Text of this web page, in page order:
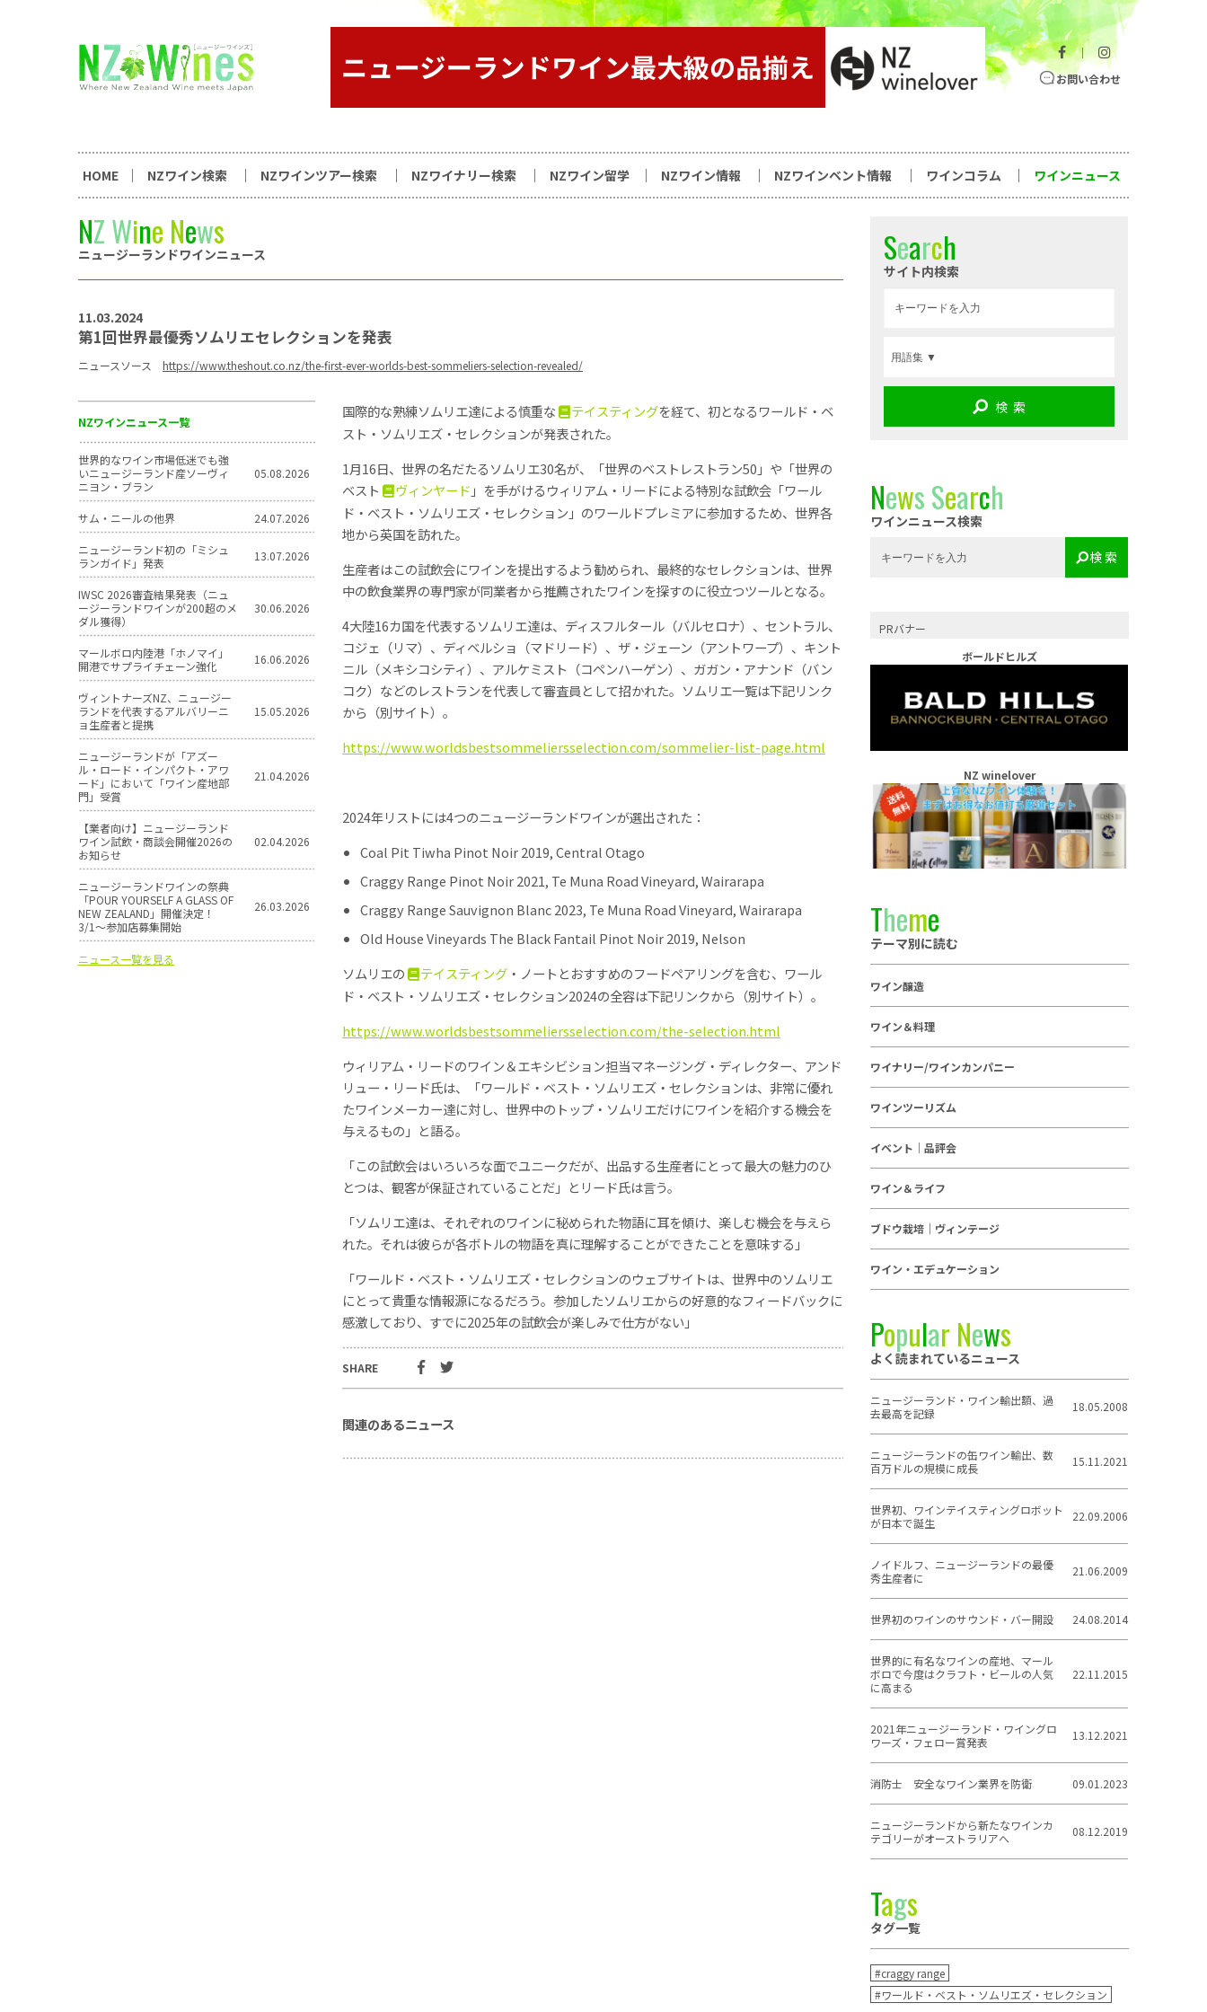
ニュージーランドワイン総合サイト
｜
お問い合わせ
HOME NZワイン検索 NZワインツアー検索 NZワイナリー検索 NZワイン留学 NZワイン情報 NZワインベント情報 ワインコラム ワインニュース
NZWine News
ニュージーランドワインニュース
11.03.2024
第1回世界最優秀ソムリエセレクションを発表
ニュースソース https://www.theshout.co.nz/the-first-ever-worlds-best-sommeliers-selection-revealed/
NZワインニュース一覧
世界的なワイン市場低迷でも強
いニュージーランド産ソーヴィ
ニヨン・ブラン
05.08.2026
サム・ニールの他界 24.07.2026
ニュージーランド初の「ミシュ
ランガイド」発表
13.07.2026
IWSC 2026審査結果発表（ニュ
ージーランドワインが200超のメ
ダル獲得）
30.06.2026
マールボロ内陸港「ホノマイ」
開港でサプライチェーン強化
16.06.2026
ヴィントナーズNZ、ニュージー
ランドを代表するアルバリーニ
ョ生産者と提携
15.05.2026
ニュージーランドが「アズー
ル・ロード・インパクト・アワ
ード」において「ワイン産地部
門」受賞
21.04.2026
【業者向け】ニュージーランド
ワイン試飲・商談会開催2026の
お知らせ
02.04.2026
ニュージーランドワインの祭典
「POUR YOURSELF A GLASS OF
NEW ZEALAND」開催決定！
3/1〜参加店募集開始
26.03.2026
ニュース一覧を見る
国際的な熟練ソムリエ達による慎重な テイスティングを経て、初となるワールド・ベ
スト・ソムリエズ・セレクションが発表された。
1月16日、世界の名だたるソムリエ30名が、「世界のベストレストラン50」や「世界の
ベスト
ヴィンヤード 」を手がけるウィリアム・リードによる特別な試飲会「ワール
ド・ベスト・ソムリエズ・セレクション」のワールドプレミアに参加するため、世界各
地から英国を訪れた。
生産者はこの試飲会にワインを提出するよう勧められ、最終的なセレクションは、世界
中の飲食業界の専門家が同業者から推薦されたワインを探すのに役立つツールとなる。
4大陸16カ国を代表するソムリエ達は、ディスフルタール（バルセロナ）、セントラル、
コジェ（リマ）、ディベルショ（マドリード）、ザ・ジェーン（アントワープ）、キント
ニル（メキシコシティ）、アルケミスト（コペンハーゲン）、ガガン・アナンド（バン
コク）などのレストランを代表して審査員として招かれた。ソムリエ一覧は下記リンク
から（別サイト）。
https://www.worldsbestsommeliersselection.com/sommelier-list-page.html
2024年リストには4つのニュージーランドワインが選出された：
Coal Pit Tiwha Pinot Noir 2019, Central Otago
Craggy Range Pinot Noir 2021, Te Muna Road Vineyard, Wairarapa
Craggy Range Sauvignon Blanc 2023, Te Muna Road Vineyard, Wairarapa
Old House Vineyards The Black Fantail Pinot Noir 2019, Nelson
ソムリエの
テイスティング ・ノートとおすすめのフードペアリングを含む、ワール
ド・ベスト・ソムリエズ・セレクション2024の全容は下記リンクから（別サイト）。
https://www.worldsbestsommeliersselection.com/the-selection.html
ウィリアム・リードのワイン＆エキシビション担当マネージング・ディレクター、アンド
リュー・リード氏は、「ワールド・ベスト・ソムリエズ・セレクションは、非常に優れ
たワインメーカー達に対し、世界中のトップ・ソムリエだけにワインを紹介する機会を
与えるもの」と語る。
「この試飲会はいろいろな面でユニークだが、出品する生産者にとって最大の魅力のひ
とつは、観客が保証されていることだ」とリード氏は言う。
「ソムリエ達は、それぞれのワインに秘められた物語に耳を傾け、楽しむ機会を与えら
れた。それは彼らが各ボトルの物語を真に理解することができたことを意味する」
「ワールド・ベスト・ソムリエズ・セレクションのウェブサイトは、世界中のソムリエ
にとって貴重な情報源になるだろう。参加したソムリエからの好意的なフィードバックに
感激しており、すでに2025年の試飲会が楽しみで仕方がない」
SHARE
関連のあるニュース
Search
サイト内検索
検 索
NewsSearch
ワインニュース検索
検 索
PRバナー
ボールドヒルズ
NZ winelover
Theme
テーマ別に読む
ワイン醸造
ワイン＆料理
ワイナリー/ワインカンパニー
ワインツーリズム
イベント｜品評会
ワイン＆ライフ
ブドウ栽培｜ヴィンテージ
ワイン・エデュケーション
Popular News
よく読まれているニュース
ニュージーランド・ワイン輸出額、過
去最高を記録
18.05.2008
ニュージーランドの缶ワイン輸出、数
百万ドルの規模に成長
15.11.2021
世界初、ワインテイスティングロボット
が日本で誕生
22.09.2006
ノイドルフ、ニュージーランドの最優
秀生産者に
21.06.2009
世界初のワインのサウンド・バー開設 24.08.2014
世界的に有名なワインの産地、マール
ボロで今度はクラフト・ビールの人気
に高まる
22.11.2015
2021年ニュージーランド・ワイングロ
ワーズ・フェロー賞発表
13.12.2021
消防士 安全なワイン業界を防衛 09.01.2023
ニュージーランドから新たなワインカ
テゴリーがオーストラリアへ
08.12.2019
Tags
タグ一覧
#craggy range
#ワールド・ベスト・ソムリエズ・セレクション